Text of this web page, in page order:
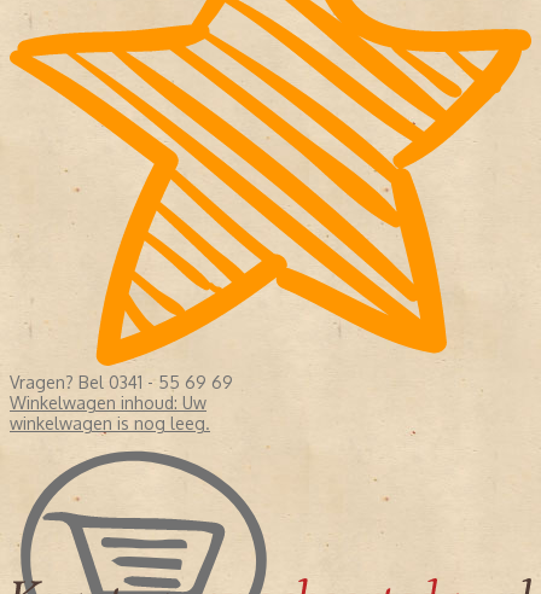
Vragen? Bel 0341 - 55 69 69
Winkelwagen inhoud: Uw
winkelwagen is nog leeg.